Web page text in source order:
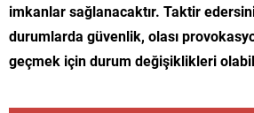
imkanlar sağlanacaktır. Taktir
durumlarda güvenlik, olası
geçmek için durum değişiklikleri